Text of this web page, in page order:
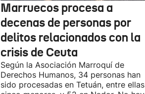
Marruecos procesa a
decenas de personas por
delitos relacionados con la
crisis de Ceuta
Según la Asociación Marroquí de
Derechos Humanos, 34 personas han
sido procesadas en Tetuán, entre ellas